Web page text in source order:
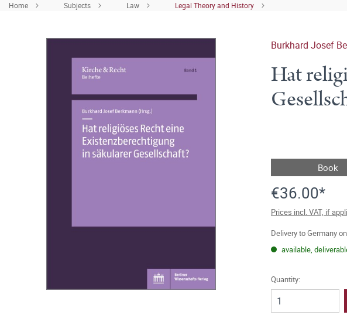
Home Subjects Law Legal Theory and History
Burkhard Josef
Hat
Book
€36.00*
Prices incl. VAT, if
Delivery to Germany
available,
Quantity: